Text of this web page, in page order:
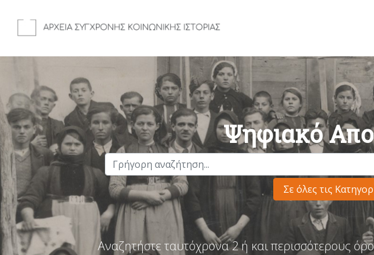
Ψηφιακό
Αναζητήστε ταυτόχρονα 2 ή και περισσότερους